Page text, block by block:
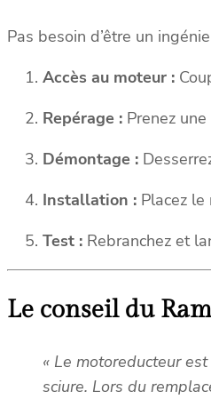
Pas besoin d’être un
Accès au moteur :
Repérage : Prenez
Démontage :
Installation : Placez
Test : Rebranchez et
Le conseil du
« Le motoreducteur
sciure. Lors du